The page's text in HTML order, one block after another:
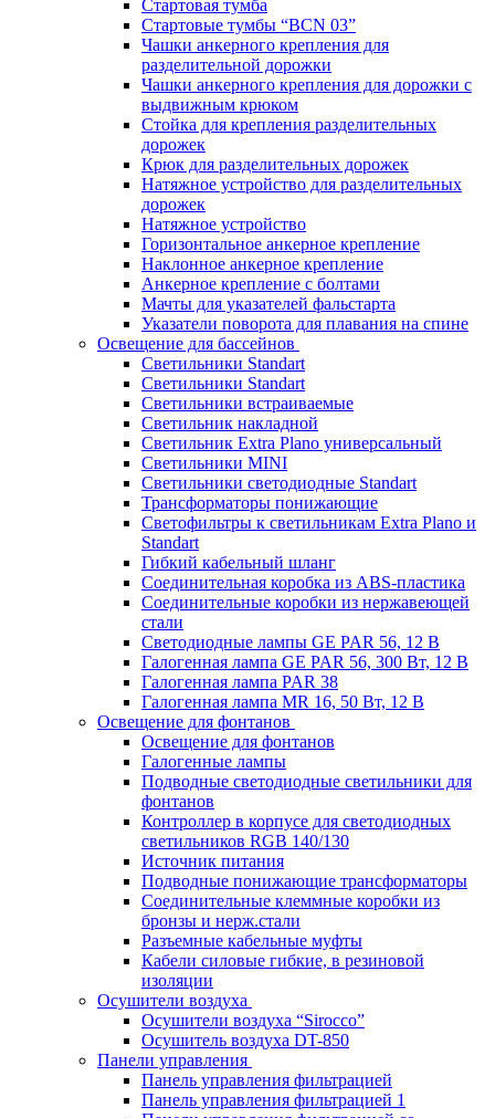
Стартовая тумба
Стартовые тумбы “BCN 03”
Чашки анкерного крепления для
разделительной дорожки
Чашки анкерного крепления для дорожки с
выдвижным крюком
Стойка для крепления разделительных
дорожек
Крюк для разделительных дорожек
Натяжное устройство для разделительных
дорожек
Натяжное устройство
Горизонтальное анкерное крепление
Наклонное анкерное крепление
Анкерное крепление с болтами
Мачты для указателей фальстарта
Указатели поворота для плавания на спине
Освещение для бассейнов
Светильники Standart
Светильники Standart
Светильники встраиваемые
Светильник накладной
Светильник Extra Plano универсальный
Светильники MINI
Светильники светодиодные Standart
Трансформаторы понижающие
Светофильтры к светильникам Extra Plano и
Standart
Гибкий кабельный шланг
Соединительная коробка из ABS-пластика
Соединительные коробки из нержавеющей
стали
Светодиодные лампы GE PAR 56, 12 В
Галогенная лампа GE PAR 56, 300 Вт, 12 В
Галогенная лампа PAR 38
Галогенная лампа MR 16, 50 Вт, 12 В
Освещение для фонтанов
Освещение для фонтанов
Галогенные лампы
Подводные светодиодные светильники для
фонтанов
Контроллер в корпусе для светодиодных
светильников RGB 140/130
Источник питания
Подводные понижающие трансформаторы
Соединительные клеммные коробки из
бронзы и нерж.стали
Разъемные кабельные муфты
Кабели силовые гибкие, в резиновой
изоляции
Осушители воздуха
Осушители воздуха “Sirocco”
Осушитель воздуха DT-850
Панели управления
Панель управления фильтрацией
Панель управления фильтрацией 1